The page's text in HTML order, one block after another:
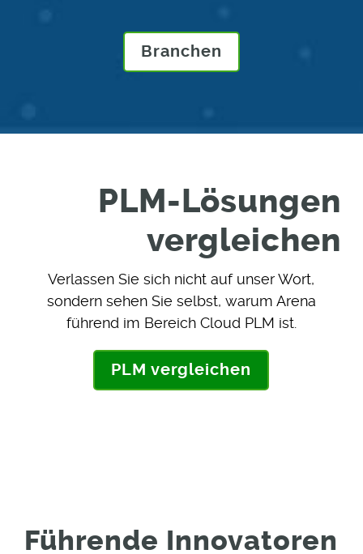
Branchen
PLM-Lösungen
vergleichen
Verlassen Sie sich nicht auf unser Wort,
sondern sehen Sie selbst, warum Arena
führend im Bereich Cloud PLM ist.
PLM vergleichen
Führende Innovatoren